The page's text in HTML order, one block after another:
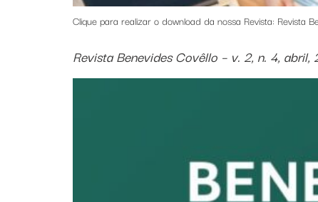
Clique para realizar o download da nossa Revista: Revista
Revista Benevides Covêllo – v. 2, n. 4, abril,